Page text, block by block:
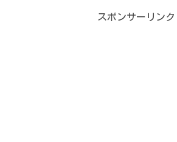
スポンサーリンク